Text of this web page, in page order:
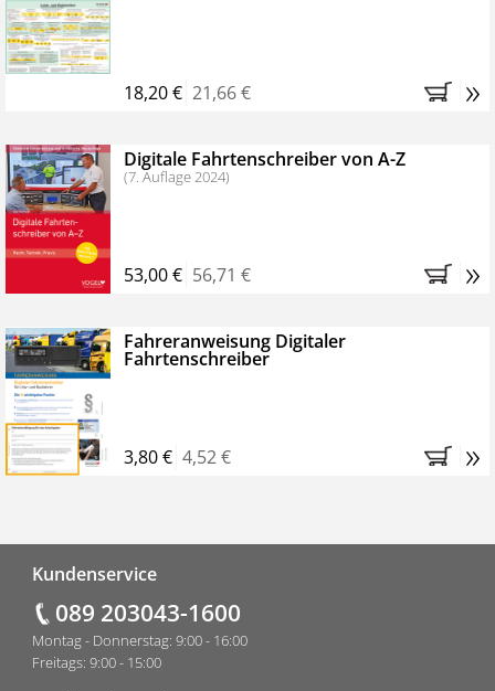
Bestellen Sie jetzt das VerkehrsRundschau Profipaket im
Kennenlern-Abo für zwei Monate (inkl. der derzeitig
Monaten brauchen Sie nichts weiter tun, das
Abonnement endet automatisch, es entstehen keine
weiteren Verpflichtungen.
18,20 € 21,66 € »
Digitale Fahrtenschreiber von A-Z
(7. Auflage 2024)
53,00 € 56,71 € »
Fahreranweisung Digitaler
Fahrtenschreiber
3,80 € 4,52 € »
Kundenservice
089 203043-1600
Montag - Donnerstag: 9:00 - 16:00
Freitags: 9:00 - 15:00